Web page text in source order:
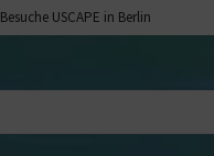
Besuche USCAPE in Berlin